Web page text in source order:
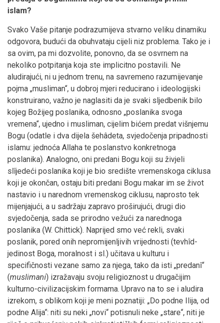
islam?
Svako Vaše pitanje podrazumijeva stvarno veliku dinamiku
odgovora, budući da obuhvataju cijeli niz problema. Tako je i
sa ovim, pa mi dozvolite, ponovno, da se osvrnem na
nekoliko potpitanja koja ste implicitno postavili. Ne
aludirajući, ni u jednom trenu, na savremeno razumijevanje
pojma „musliman“, u dobroj mjeri reducirano i ideologijski
konstruirano, važno je naglasiti da je svaki sljedbenik bilo
kojeg Božijeg poslanika, odnosno „poslanika svoga
vremena“, ujedno i musliman, cijelim bićem predat višnjemu
Bogu (odatle i dva dijela šehâdeta, svjedočenja pripadnosti
islamu: jednoća Allaha te poslanstvo konkretnoga
poslanika). Analogno, oni predani Bogu koji su živjeli
slîjedeći poslanika koji je bio središte vremenskoga ciklusa
koji je okončan, ostaju biti predani Bogu makar im se život
nastavio i u narednom vremenskog ciklusu, naprosto tek
mijenjajući, a u sadržaju zapravo proširujući, drugi dio
svjedočenja, sada se prirodno vežući za narednoga
poslanika (W. Chittick). Naprijed smo već rekli, svaki
poslanik, pored onih nepromijenljivih vrijednosti (tevhîd-
jedinost Boga, moralnost i sl.) učitava u kulturu i
specifičnosti vezane samo za njega, tako da isti „predanî“
(muslimani) izražavaju svoju religioznost u drugačijim
kulturno-civilizacijskim formama. Upravo na to se i aludira
izrekom, s oblikom koji je meni poznatiji: „Do podne Ilija, od
podne Alija“: niti su neki „novi“ potisnuli neke „stare“, niti je